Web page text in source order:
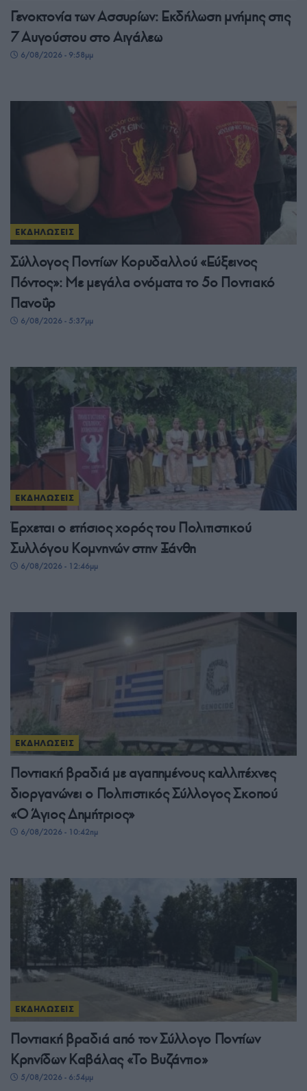
Γενοκτονία των Ασσυρίων: Εκδήλωση μνήμης στις
7 Αυγούστου στο Αιγάλεω
6/08/2026 - 9:58μμ
ΕΚΔΗΛΩΣΕΙΣ
Σύλλογος Ποντίων Κορυδαλλού «Εύξεινος
Πόντος»: Με μεγάλα ονόματα το 5ο Ποντιακό
Πανοΰρ
6/08/2026 - 5:37μμ
ΕΚΔΗΛΩΣΕΙΣ
Έρχεται ο ετήσιος χορός του Πολιτιστικού
Συλλόγου Κομνηνών στην Ξάνθη
6/08/2026 - 12:46μμ
ΕΚΔΗΛΩΣΕΙΣ
Ποντιακή βραδιά με αγαπημένους καλλιτέχνες
διοργανώνει ο Πολιτιστικός Σύλλογος Σκοπού
«Ο Άγιος Δημήτριος»
6/08/2026 - 10:42πμ
ΕΚΔΗΛΩΣΕΙΣ
Ποντιακή βραδιά από τον Σύλλογο Ποντίων
Κρηνίδων Καβάλας «Το Βυζάντιο»
5/08/2026 - 6:54μμ